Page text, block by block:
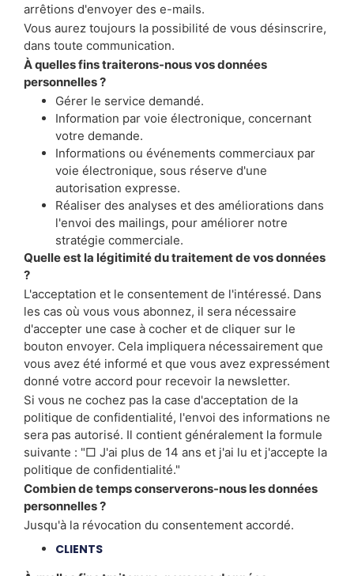
arrêtions d'envoyer des e-mails.
Vous aurez toujours la possibilité de vous désinscrire,
dans toute communication.
À quelles fins traiterons-nous vos données
personnelles ?
Gérer le service demandé.
Information par voie électronique, concernant
votre demande.
Informations ou événements commerciaux par
voie électronique, sous réserve d'une
autorisation expresse.
Réaliser des analyses et des améliorations dans
l'envoi des mailings, pour améliorer notre
stratégie commerciale.
Quelle est la légitimité du traitement de vos données
?
L'acceptation et le consentement de l'intéressé. Dans
les cas où vous vous abonnez, il sera nécessaire
d'accepter une case à cocher et de cliquer sur le
bouton envoyer. Cela impliquera nécessairement que
vous avez été informé et que vous avez expressément
donné votre accord pour recevoir la newsletter.
Si vous ne cochez pas la case d'acceptation de la
politique de confidentialité, l'envoi des informations ne
sera pas autorisé. Il contient généralement la formule
suivante : "□ J'ai plus de 14 ans et j'ai lu et j'accepte la
politique de confidentialité."
Combien de temps conserverons-nous les données
personnelles ?
Jusqu'à la révocation du consentement accordé.
CLIENTS